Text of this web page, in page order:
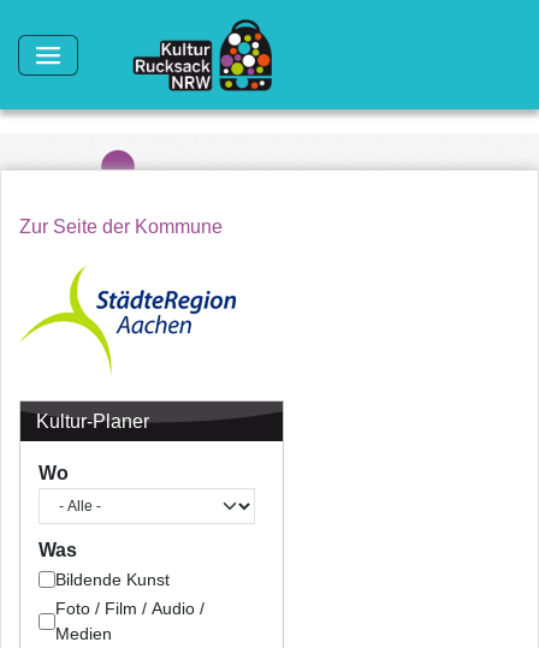
Zur Seite der Kommune
Kultur-Planer
Wo
Was
Bildende Kunst
Foto / Film / Audio /
Medien